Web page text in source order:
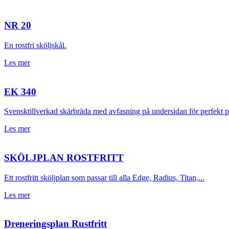
NR 20
En rostfri sköljskål.
Les mer
EK 340
Svensktillverkad skärbräda med avfasning på undersidan för perfekt
Les mer
SKÖLJPLAN ROSTFRITT
Ett rostfritt sköljplan som passar till alla Edge, Radius, Titan,...
Les mer
Dreneringsplan Rustfritt